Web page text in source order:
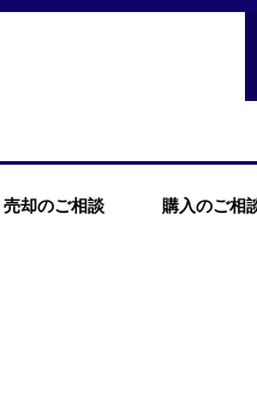
売却のご相談 購入のご相